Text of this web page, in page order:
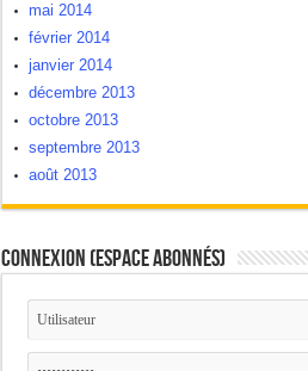
mai 2014
février 2014
janvier 2014
décembre 2013
octobre 2013
septembre 2013
août 2013
Connexion (Espace Abonnés)